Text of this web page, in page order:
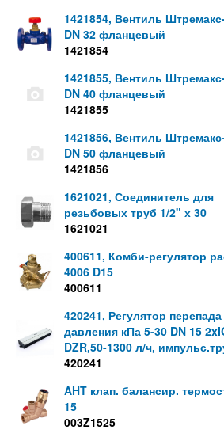
1421854, Вентиль
DN 32 фланцевый
1421854
1421855, Вентиль
DN 40 фланцевый
1421855
1421856, Вентиль
DN 50 фланцевый
1421856
1621021, Соединитель для
резьбовых труб 1/2" х 30
1621021
400611, Комби-регулятор
4006 D15
400611
420241, Регулятор перепада
давления кПа 5-30 DN 15
DZR,50-1300 л/ч,
420241
AHT клап. балансир.
15
003Z1525